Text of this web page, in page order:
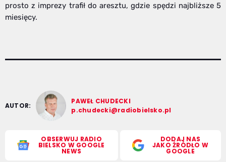
prosto z imprezy trafił do aresztu, gdzie spędzi najbliższe 5
miesięcy.
AUTOR:
PAWEŁ CHUDECKI
p.chudecki@radiobielsko.pl
OBSERWUJ RADIO
BIELSKO W GOOGLE
NEWS
DODAJ NAS
JAKO ŹRÓDŁO W
GOOGLE